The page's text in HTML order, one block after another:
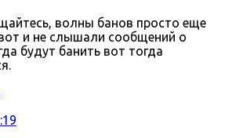
волны банов просто еще
и не слышали сообщений о
будут банить вот тогда